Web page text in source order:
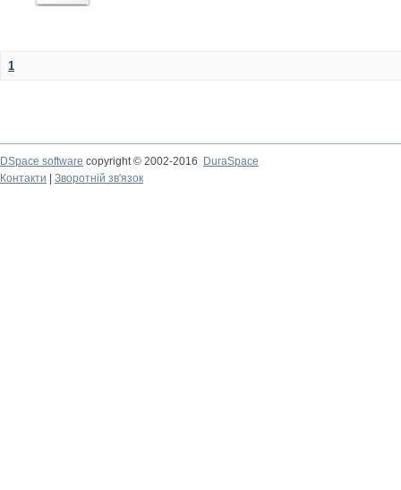
1
DSpace software copyright © 2002-2016
DuraSpace
Контакти
Зворотній зв'язок